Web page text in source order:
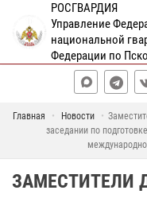
РОСГВАРДИЯ
Управление
национальной
Федерации по
Главная Новости
заседании по
ЗАМЕСТИТЕЛИ